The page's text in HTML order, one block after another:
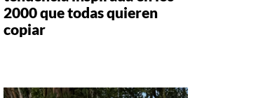
2000 que todas quieren
copiar